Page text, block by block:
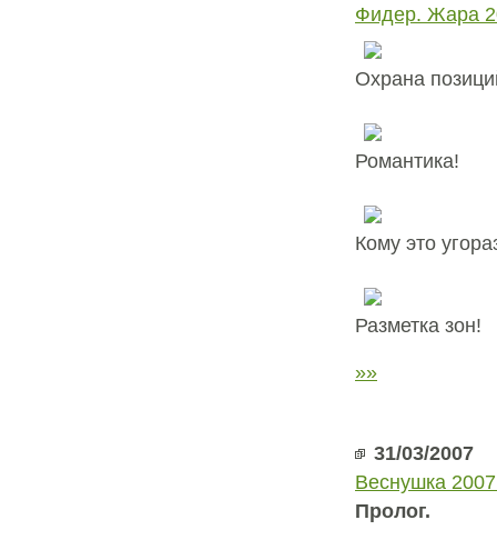
Фидер. Жара
Охрана
Романтика!
Кому это
Разметка зон!
»»
31/03/2007
Веснушка
Пролог.